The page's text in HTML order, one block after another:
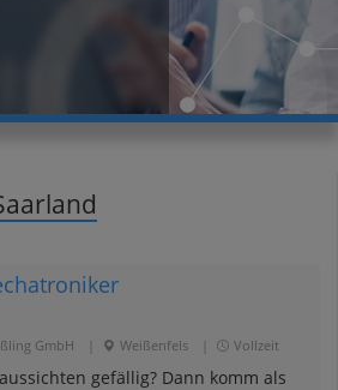
GmbH Weißenfels Vollzeit
gefällig? Dann komm als